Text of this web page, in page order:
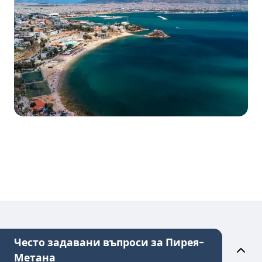
Често задавани въпроси за Пирея-
Метана